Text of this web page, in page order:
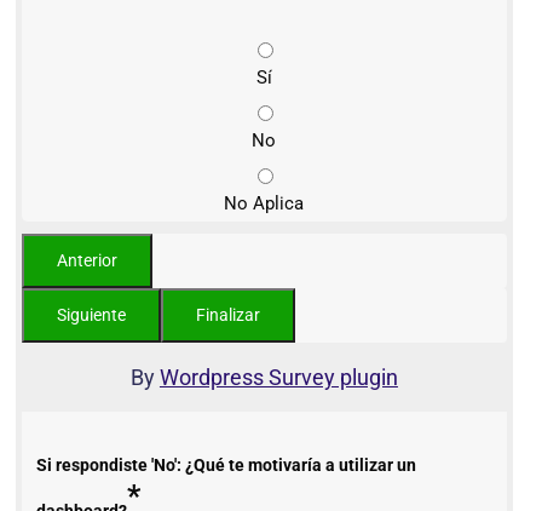
Sí
No
No Aplica
ByWordpress Survey plugin
Si respondiste 'No': ¿Qué te motivaría a utilizar un
*